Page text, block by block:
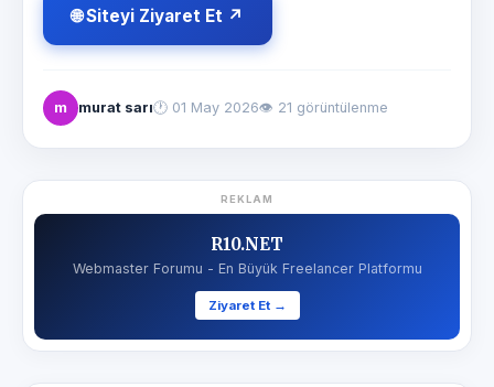
🌐 Siteyi Ziyaret Et ↗
m murat sarı🕐 01 May 2026👁 21 görüntülenme
REKLAM
R10.NET
Webmaster Forumu - En Büyük Freelancer Platformu
Ziyaret Et →